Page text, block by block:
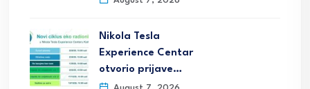
Nikola Tesla
Experience Centar
otvorio prijave…